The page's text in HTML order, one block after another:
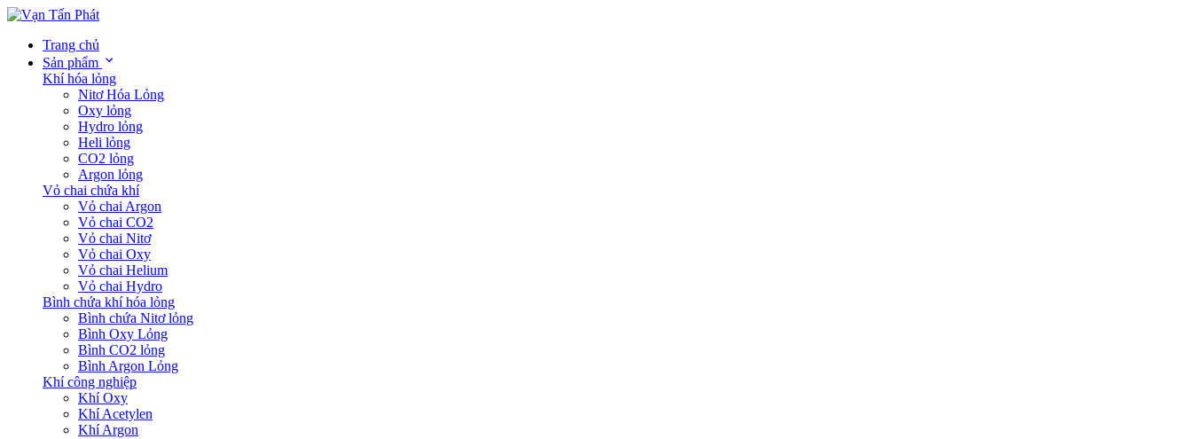
Trang chủ
Sản phẩm
Khí hóa lỏng
Nitơ Hóa Lỏng
Oxy lỏng
Hydro lỏng
Heli lỏng
CO2 lỏng
Argon lỏng
Vỏ chai chứa khí
Vỏ chai Argon
Vỏ chai CO2
Vỏ chai Nitơ
Vỏ chai Oxy
Vỏ chai Helium
Vỏ chai Hydro
Bình chứa khí hóa lỏng
Bình chứa Nitơ lỏng
Bình Oxy Lỏng
Bình CO2 lỏng
Bình Argon Lỏng
Khí công nghiệp
Khí Oxy
Khí Acetylen
Khí Argon